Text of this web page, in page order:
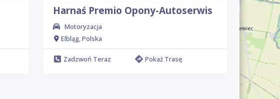
Harnaś Premio Opony-Autoserwis
Motoryzacja
Elbląg, Polska
Zadzwoń Teraz Pokaż Trasę